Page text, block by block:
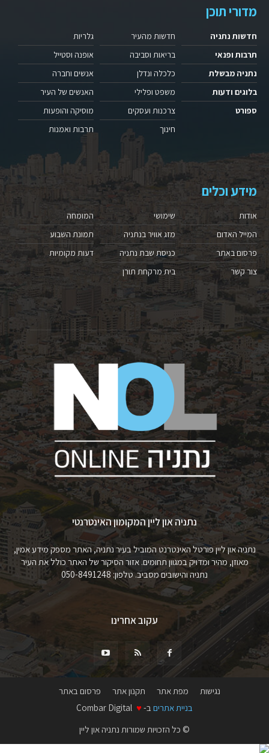
מדורי תוכן
חדשות נתניה
תרבות ופנאי
נתניה מבשלת
בלוגים ודעות
ספורט
חדשות מהעיר
בריאות וסביבה
כלכלה ונדלן
משפט ופלילי
צרכנות ועסקים
חינוך
גלריות
אופנה וסטייל
אנשים וחברה
האנשים של העיר
מוסיקה והופעות
תרבות ואמנות
מידע וכלים
אודות
המייל האדום
פרסום באתר
צור קשר
שימושי
מזג אוויר בנתניה
כניסת שבת נתניה
בית מרקחת תורן
המומחה
תמונת השבוע
דעות מקומיות
נתניה און ליין המקומון האינטרנטי
נתניה און ליין פורטל האינטרנט המוביל בעיר נתניה, האתר מספק מידע אמין,
מאוזן, מהיר ומדויק במגוון תחומים. אזור הסיקור של האתר כולל את העיר
נתניה והישובים מסביב. טלפון: 050-8491248
עקוב אחרינו
נגישות מפת אתר תקנון אתר
פרסום באתר
בניית אתרים ב- ♥
© כל הזכויות שמורות נתניה און ליין